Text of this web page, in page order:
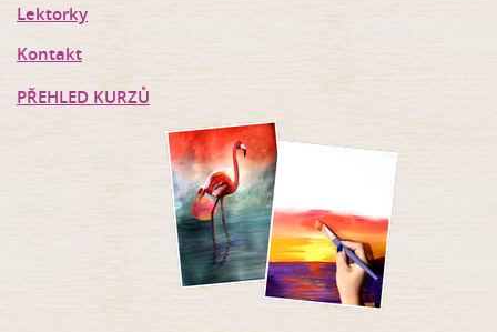
Lektorky
Kontakt
PŘEHLED KURZŮ